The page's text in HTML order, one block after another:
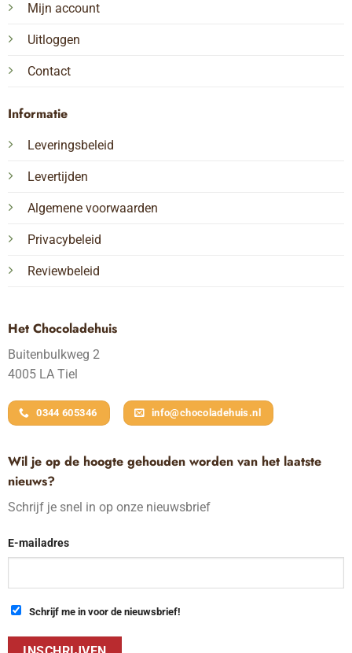
Het Chocoladehuis
Buitenbulkweg 2
4005 LA Tiel
0344 605346 info@chocoladehuis.nl
Mijn account
Uitloggen
Contact
Informatie
Leveringsbeleid
Levertijden
Algemene voorwaarden
Privacybeleid
Reviewbeleid
Wil je op de hoogte gehouden worden van het laatste
nieuws?
Schrijf je snel in op onze nieuwsbrief
E-mailadres
Schrijf me in voor de nieuwsbrief!